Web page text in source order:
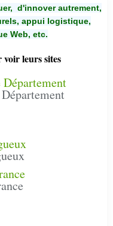
d'innover autrement,
appui logistique,
Web, etc.
voir leurs sites